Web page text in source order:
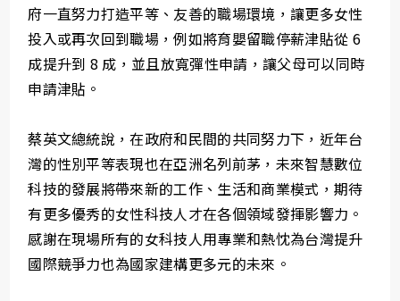
府一直努力打造平等、友善的職場環境，讓更多女性
投入或再次回到職場，例如將育嬰留職停薪津貼從 6
成提升到 8 成，並且放寬彈性申請，讓父母可以同時
申請津貼。
蔡英文總統說，在政府和民間的共同努力下，近年台
灣的性別平等表現也在亞洲名列前茅，未來智慧數位
科技的發展將帶來新的工作、生活和商業模式，期待
有更多優秀的女性科技人才在各個領域發揮影響力。
感謝在現場所有的女科技人用專業和熱忱為台灣提升
國際競爭力也為國家建構更多元的未來。